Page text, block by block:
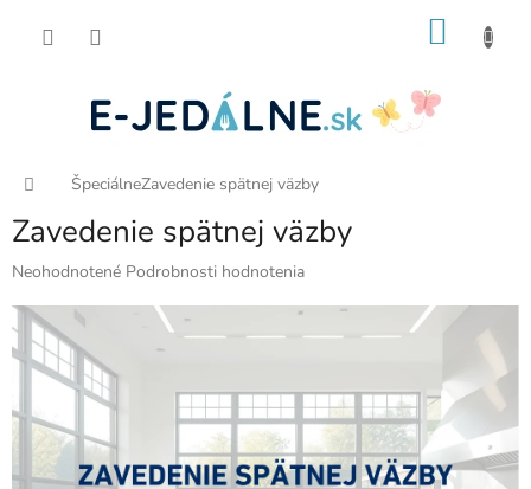
Domov
ŠpeciálneZavedenie spätnej väzby
Zavedenie spätnej väzby
Priemerné
produktu
je
0,0
5
hviezdičiek.
Neohodnotené Podrobnosti hodnotenia